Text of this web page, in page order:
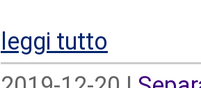
leggi tutto